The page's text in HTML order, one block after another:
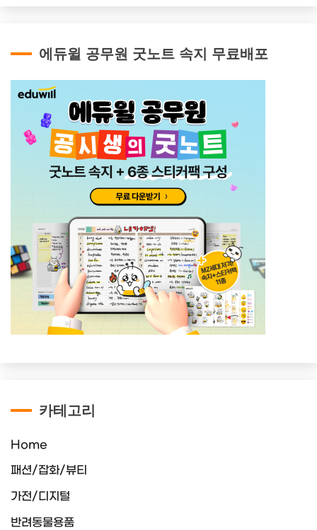
에듀윌 공무원 굿노트 속지 무료배포
카테고리
Home
패션/잡화/뷰티
가전/디지털
반려동물용품